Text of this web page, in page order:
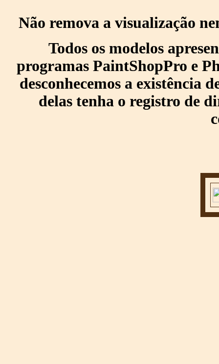
Não remova a visualização
Todos os modelos
programas PaintShopPro e
desconhecemos a existência
delas tenha o registro de